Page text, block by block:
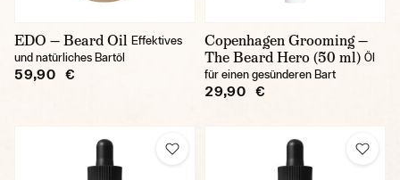
EDO — Beard Oil Effektives
und natürliches Bartöl
59,90 €
Copenhagen Grooming —
The Beard Hero (50 ml) Öl
für einen gesünderen Bart
29,90 €